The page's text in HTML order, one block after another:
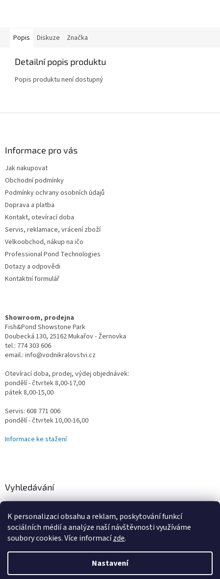
K personalizaci obsahu a reklam, poskytování funkcí
sociálních médií a analýze naší návštěvnosti využíváme
soubory cookies. Více informacízde.
Nastavení
Omlouváme se za určité komplikace s naším e-shopem, vzniklé
Popis Diskuze Značka
Detailní popis produktu
Popis produktu není dostupný
Informace pro vás
Jak nakupovat
Obchodní podmínky
Podmínky ochrany osobních údajů
Doprava a platba
Kontakt, otevírací doba
Servis, reklamace, vrácení zboží
Velkoobchod, nákup na ičo
Professional Pond Technologies
Dotazy a odpovědi
Kontaktní formulář
Showroom, prodejna
Fish&Pond Showstone Park
Doubecká 130, 25162 Mukařov - Žernovka
tel.: 774 303 606
email.: info@vodnikralovstvi.cz
Otevírací doba, prodej, výdej objednávek:
pondělí - čtvrtek 8,00-17,00
pátek 8,00-15,00
Servis: 608 771 006
pondělí - čtvrtek 10,00-16,00
Informace ke stažení
Vyhledávání
HLEDAT